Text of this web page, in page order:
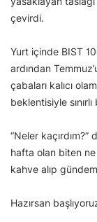
çevirdi.
Yurt içinde BIST
ardından
çabaları kalıcı
beklentisiyle
“Neler
hafta olan biten
kahve alıp
Hazırsan